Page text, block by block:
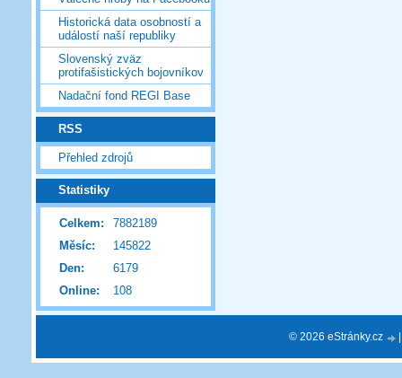
Historická data osobností a
událostí naší republiky
Slovenský zväz
protifašistických bojovníkov
Nadační fond REGI Base
RSS
Přehled zdrojů
Statistiky
Online: 108
Celkem:
7882189
Měsíc:
145822
Den:
6179
© 2026 eStránky.cz